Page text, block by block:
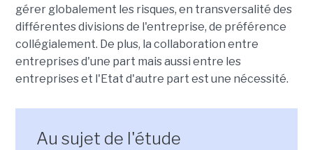
gérer globalement les risques, en transversalité des
différentes divisions de l'entreprise, de préférence
collégialement. De plus, la collaboration entre
entreprises d'une part mais aussi entre les
entreprises et l'Etat d'autre part est une nécessité.
Au sujet de l'étude